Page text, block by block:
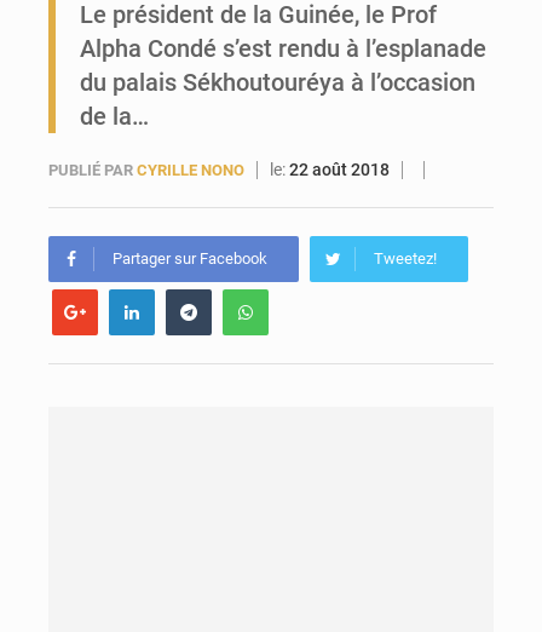
Forces Vives en Guinée : la coalition critique la gestion de Mamadi Doumbouya
Le président de la Guinée, le Prof
Alpha Condé s’est rendu à l’esplanade
du palais Sékhoutouréya à l’occasion
de la…
PUBLIÉ PAR CYRILLE NONO le:22 août 2018
Partager sur Facebook Tweetez!